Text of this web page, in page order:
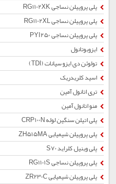
پلی پروپیلن نساجی RG1102XK
پلی پروپیلن نساجی RG1102XL
پلی پروپیلن نساجی PYI250
ایزوبوتانول
تولوئن دی ایزو سیانات (TDI)
اسید کلریدریک
تری اتانول آمین
منو اتانول آمین
پلی اتیلن سنگین لوله CRP100N
پلی پروپیلن شیمیایی ZH515MA
پلی وینیل کلراید S70
پلی پروپیلن نساجی RG1101S
پلی پروپیلن شیمیایی ZR230C